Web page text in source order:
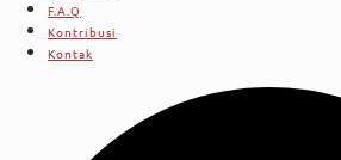
F.A.Q
Kontribusi
Kontak